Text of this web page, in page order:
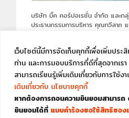
เว็บไซต์นี้มีการจัดเก็บคุกกี้เพื่อเพิ่มประ
ท่าน และการมอบบริการที่ดีที่สุดจากเ
สามารถเรียนรู้เพิ่มเติมเกี่ยวกับการใช้ง
เติมเกี่ยวกับ นโยบายคุกกี้
หากต้องการถอนความยินยอมสามารถ
ยินยอมได้ที่ แบบคำร้องขอใช้สิทธิขอ
บริษัท บิ๊ค คอร์ปอเรชั่น จำกัด และก
ประธานกรรมการบริหาร คุณทวีลาภ
ป้องกันการแพร่ระบาดของไวรัส โค
ให้กับ โรงพยาบาล 34 แห่ง สถานส
สมาคมคนตาบอดแห่งประเทศไทย 5
ราชการของรัฐ 6 แห่ง
ดูรูปภาพเพิ่